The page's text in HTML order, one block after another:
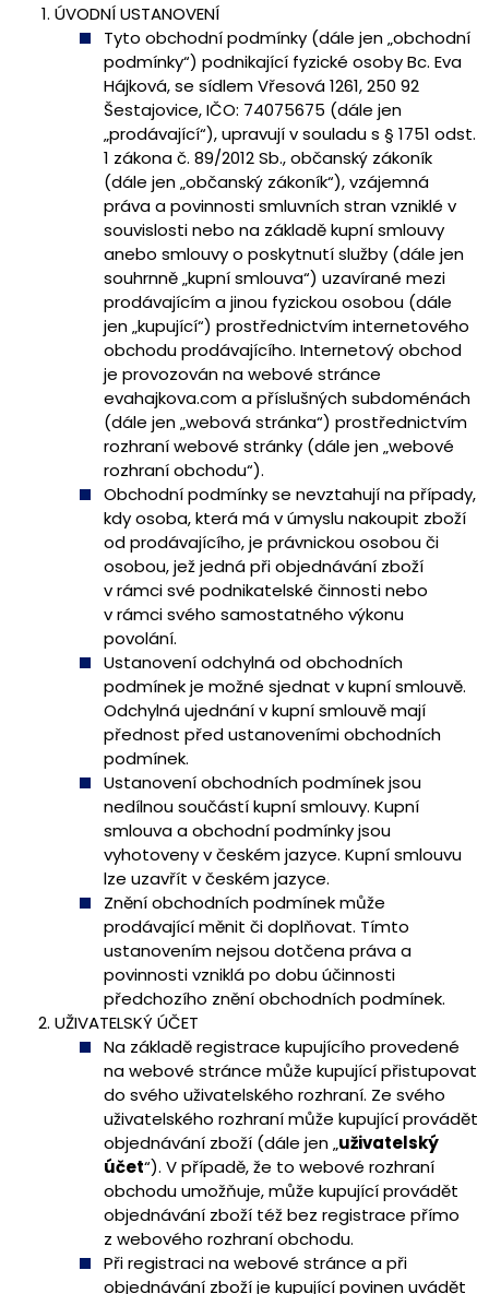
ÚVODNÍ USTANOVENÍ
Tyto obchodní podmínky (dále jen „obchodní
podmínky“) podnikající fyzické osoby Bc. Eva
Hájková, se sídlem Vřesová 1261, 250 92
Šestajovice, IČO: 74075675 (dále jen
„prodávající“), upravují v souladu s § 1751 odst.
1 zákona č. 89/2012 Sb., občanský zákoník
(dále jen „občanský zákoník“), vzájemná
práva a povinnosti smluvních stran vzniklé v
souvislosti nebo na základě kupní smlouvy
anebo smlouvy o poskytnutí služby (dále jen
souhrnně „kupní smlouva“) uzavírané mezi
prodávajícím a jinou fyzickou osobou (dále
jen „kupující“) prostřednictvím internetového
obchodu prodávajícího. Internetový obchod
je provozován na webové stránce
evahajkova.com a příslušných subdoménách
(dále jen „webová stránka“) prostřednictvím
rozhraní webové stránky (dále jen „webové
rozhraní obchodu“).
Obchodní podmínky se nevztahují na případy,
kdy osoba, která má v úmyslu nakoupit zboží
od prodávajícího, je právnickou osobou či
osobou, jež jedná při objednávání zboží
v rámci své podnikatelské činnosti nebo
v rámci svého samostatného výkonu
povolání.
Ustanovení odchylná od obchodních
podmínek je možné sjednat v kupní smlouvě.
Odchylná ujednání v kupní smlouvě mají
přednost před ustanoveními obchodních
podmínek.
Ustanovení obchodních podmínek jsou
nedílnou součástí kupní smlouvy. Kupní
smlouva a obchodní podmínky jsou
vyhotoveny v českém jazyce. Kupní smlouvu
lze uzavřít v českém jazyce.
Znění obchodních podmínek může
prodávající měnit či doplňovat. Tímto
ustanovením nejsou dotčena práva a
povinnosti vzniklá po dobu účinnosti
předchozího znění obchodních podmínek.
UŽIVATELSKÝ ÚČET
Na základě registrace kupujícího provedené
na webové stránce může kupující přistupovat
do svého uživatelského rozhraní. Ze svého
uživatelského rozhraní může kupující provádět
objednávání zboží (dále jen „uživatelský
účet“). V případě, že to webové rozhraní
obchodu umožňuje, může kupující provádět
objednávání zboží též bez registrace přímo
z webového rozhraní obchodu.
Při registraci na webové stránce a při
objednávání zboží je kupující povinen uvádět